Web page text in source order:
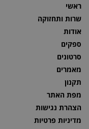
ראשי
שרות ותחזוקה
אודות
ספקים
סרטונים
מאמרים
תקנון
מפת האתר
הצהרת נגישות
מדיניות פרטיות